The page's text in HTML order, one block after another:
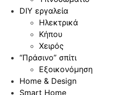
DIY εργαλεία
Ηλεκτρικά
Κήπου
Χειρός
“Πράσινο” σπίτι
Εξοικονόμηση
Home & Design
Smart Home